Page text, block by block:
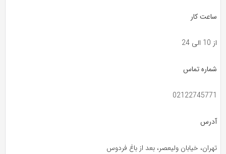
ساعت کار
از 10 الی 24
شماره تماس
02122745771
آدرس
تهران، خیابان ولیعصر، بعد از باغ فردوس